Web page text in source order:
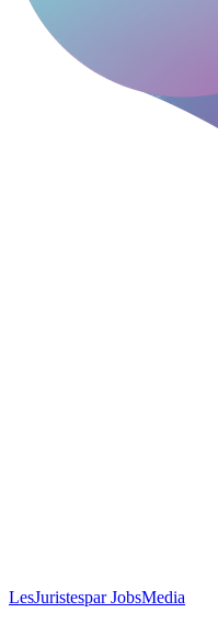
LesJuristespar JobsMedia